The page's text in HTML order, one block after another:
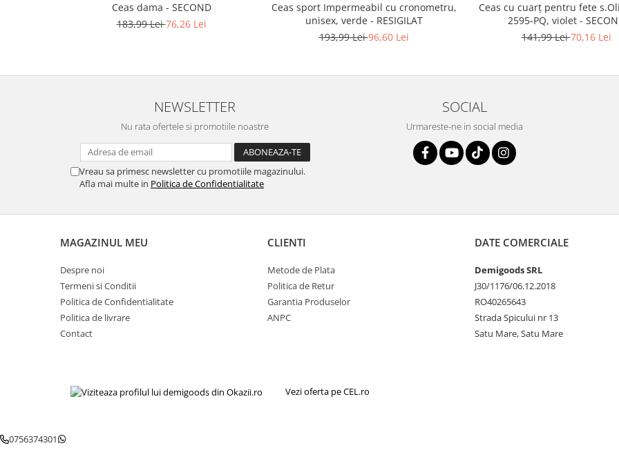
Articole Sanatate si Wellness
personala
Hrana bebelusi
Igiena si ingrijire
Petshop
Accesorii animale de companie
Castroane si adapatori animale
Mobila si transport animale de
Componente PC
Desktop PC & Monitoare
Consumabile
Ceas dama - SECOND
183,99 Lei76,26 Lei
Ceas sport Impermeabil cu cronometru,
unisex, verde - RESIGILAT
193,99 Lei96,60 Lei
Ceas cu cuarț pentru fete
2595-PQ, violet -
141,99 Lei70,16 Lei
NEWSLETTER
Nu rata ofertele si promotiile noastre
Vreau sa primesc newsletter cu promotiile magazinului.
Afla mai multe in Politica de Confidentialitate
SOCIAL
Urmareste-ne in social media
MAGAZINUL MEU
Despre noi
Termeni si Conditii
Politica de Confidentialitate
Politica de livrare
Contact
CLIENTI
Metode de Plata
Politica de Retur
Garantia Produselor
ANPC
DATE COMERCIALE
Demigoods SRL
J30/1176/06.12.2018
RO40265643
Strada Spicului nr 13
Satu Mare, Satu Mare
Vezi oferta pe CEL.ro
0756374301